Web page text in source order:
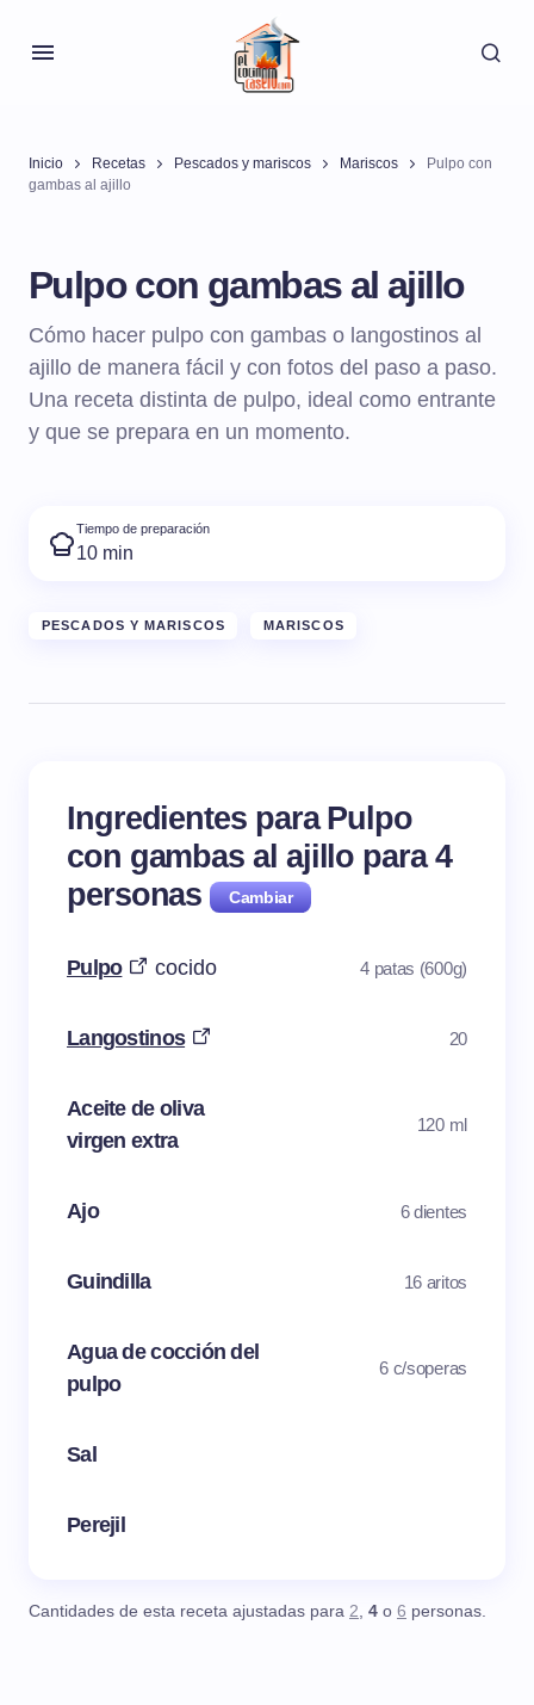
Inicio Recetas Pescados y mariscos Mariscos
Pulpo con
gambas al ajillo
Pulpo con gambas al ajillo
Cómo hacer pulpo con gambas o langostinos al
ajillo de manera fácil y con fotos del paso a paso.
Una receta distinta de pulpo, ideal como entrante
y que se prepara en un momento.
Tiempo de preparación
10 min
PESCADOS Y MARISCOS MARISCOS
Ingredientes para Pulpo
con gambas al ajillo para4
personas
Pulpo cocido 4 patas (600g)
Langostinos 20
Aceite de oliva
virgen extra
120 ml
Ajo 6 dientes
Guindilla 16 aritos
Agua de cocción del
pulpo
6 c/soperas
Sal
Perejil
Cantidades de esta receta ajustadas para 2, 4 o 6 personas.